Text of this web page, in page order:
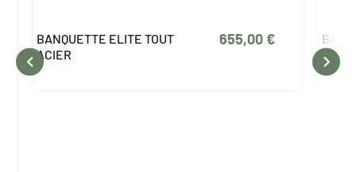
BANQUETTE ELITE TOUT
ACIER
655,00 €
 